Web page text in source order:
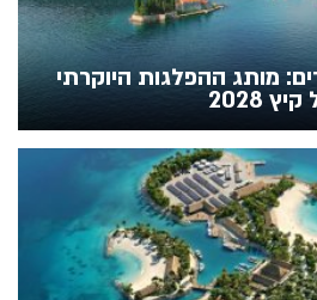
178 יעדים: מותג ההפלגות היוקרתי
2028